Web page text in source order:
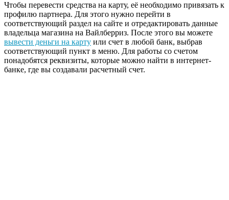
Чтобы перевести средства на карту, её необходимо привязать к
профилю партнера. Для этого нужно перейти в
соответствующий раздел на сайте и отредактировать данные
владельца магазина на Вайлберриз. После этого вы можете
вывести деньги на карту или счет в любой банк, выбрав
соответствующий пункт в меню. Для работы со счетом
понадобятся реквизиты, которые можно найти в интернет-
банке, где вы создавали расчетный счет.